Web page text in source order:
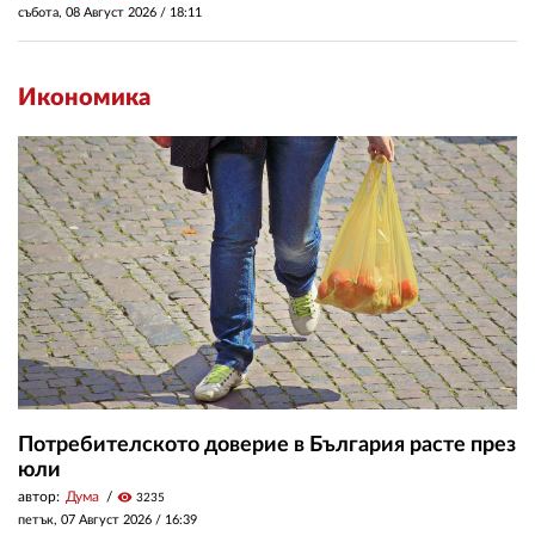
събота, 08 Август 2026 / 18:11
Икономика
Потребителското доверие в България расте през
юли
автор: Дума visibility 3235
петък, 07 Август 2026 / 16:39